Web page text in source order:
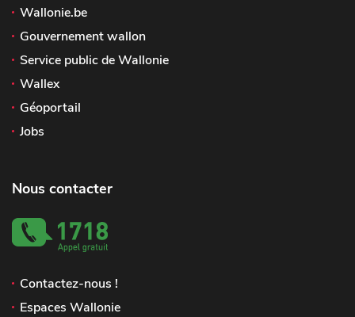
Wallonie.be
Gouvernement wallon
Service public de Wallonie
Wallex
Géoportail
Jobs
Nous contacter
Contactez-nous !
Espaces Wallonie